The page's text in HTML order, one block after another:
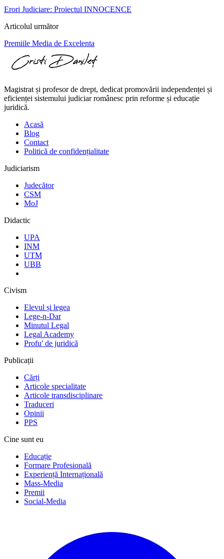
Erori Judiciare: Proiectul INNOCENCE
Articolul următor
Premiile Media de Excelenta
Magistrat și profesor de drept, dedicat promovării independenței și
eficienței sistemului judiciar românesc prin reforme și educație
juridică.
Acasă
Blog
Contact
Politică de confidențialitate
Judiciarism
Judecător
CSM
MoJ
Didactic
UPA
INM
UTM
UBB
Civism
Elevul și legea
Lege-n-Dar
Minutul Legal
Legal Academy
Profu' de juridică
Publicații
Cărți
Articole specialitate
Articole transdisciplinare
Traduceri
Opinii
PPS
Cine sunt eu
Educație
Formare Profesională
Experiență Internațională
Mass-Media
Premii
Social-Media